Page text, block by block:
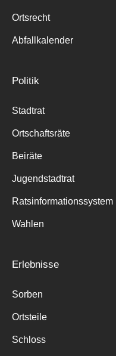
Ortsrecht
Abfallkalender
Politik
Stadtrat
Ortschaftsräte
Beiräte
Jugendstadtrat
Ratsinformationssystem
Wahlen
Erlebnisse
Sorben
Ortsteile
Schloss